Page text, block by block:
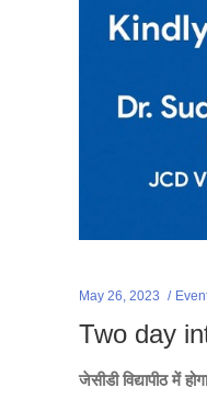
May 26, 2023
Two day
जेसीडी विद्यापीठ में